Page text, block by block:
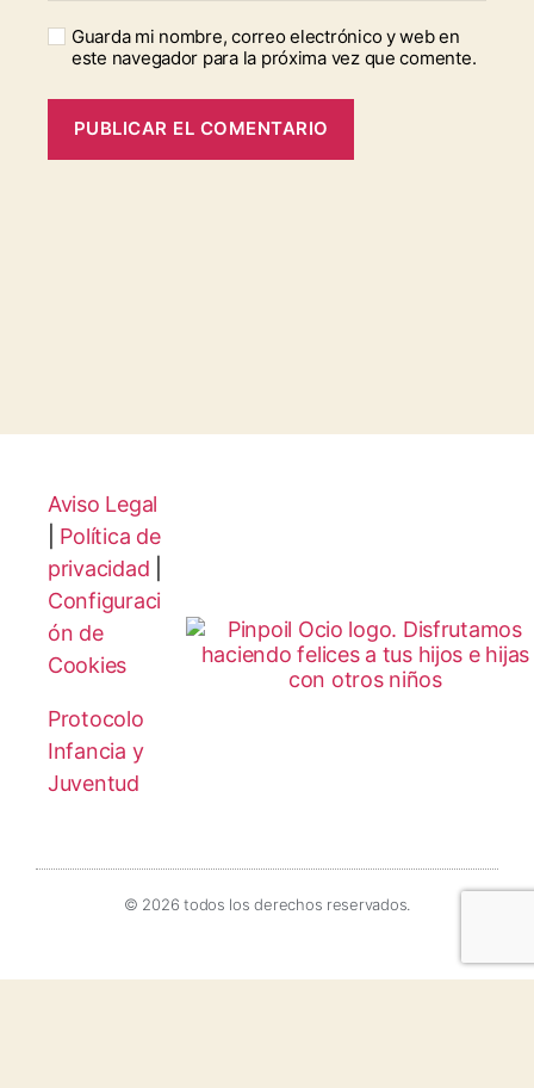
Guarda mi nombre, correo electrónico y web en
este navegador para la próxima vez que comente.
Aviso Legal
Política de
privacidad
Configuraci
ón de
Cookies
Protocolo
Infancia y
Juventud
© 2026 todos los derechos reservados.